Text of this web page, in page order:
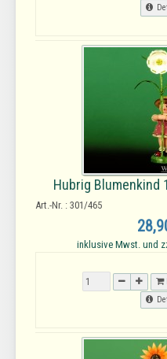
Hubrig Blumenkind
Art.-Nr. : 301/465
inklusive Mwst. und